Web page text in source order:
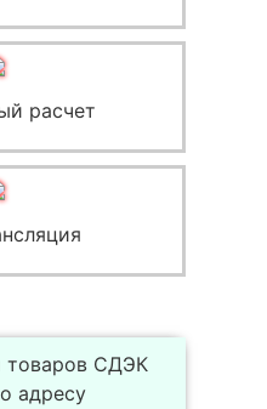
расчет
товаров СДЭК
адресу